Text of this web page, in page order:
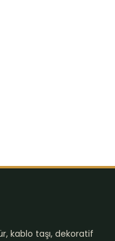
kablo taşı, dekoratif